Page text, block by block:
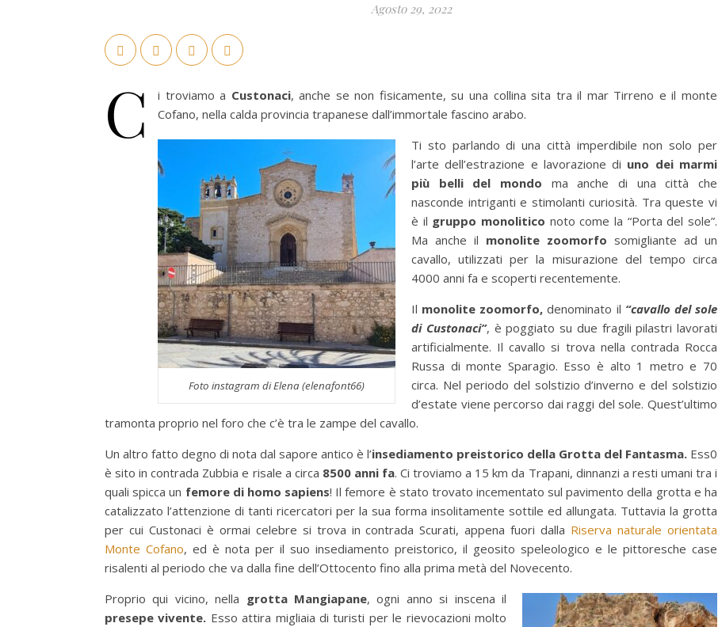
Agosto 29, 2022
C i troviamo a Custonaci, anche se non fisicamente, su una collina sita tra il mar Tirreno e il monte
Cofano, nella calda provincia trapanese dall’immortale fascino arabo.
Foto instagram di Elena (elenafont66)
Ti sto parlando di una città imperdibile non solo per
l’arte dell’estrazione e lavorazione di uno dei marmi
più belli del mondo ma anche di una città che
nasconde intriganti e stimolanti curiosità. Tra queste vi
è il gruppo monolitico noto come la “Porta del sole”.
Ma anche il monolite zoomorfo somigliante ad un
cavallo, utilizzati per la misurazione del tempo circa
4000 anni fa e scoperti recentemente.
Il monolite zoomorfo, denominato il “cavallo del sole
di Custonaci”, è poggiato su due fragili pilastri lavorati
artificialmente. Il cavallo si trova nella contrada Rocca
Russa di monte Sparagio. Esso è alto 1 metro e 70
circa. Nel periodo del solstizio d’inverno e del solstizio
d’estate viene percorso dai raggi del sole. Quest’ultimo
tramonta proprio nel foro che c’è tra le zampe del cavallo.
Un altro fatto degno di nota dal sapore antico è l’insediamento preistorico della Grotta del Fantasma. Ess0
è sito in contrada Zubbia e risale a circa 8500 anni fa. Ci troviamo a 15 km da Trapani, dinnanzi a resti umani tra i
quali spicca un femore di homo sapiens! Il femore è stato trovato incementato sul pavimento della grotta e ha
catalizzato l’attenzione di tanti ricercatori per la sua forma insolitamente sottile ed allungata. Tuttavia la grotta
per cui Custonaci è ormai celebre si trova in contrada Scurati, appena fuori dalla Riserva naturale orientata
Monte Cofano, ed è nota per il suo insediamento preistorico, il geosito speleologico e le pittoresche case
risalenti al periodo che va dalla fine dell’Ottocento fino alla prima metà del Novecento.
Proprio qui vicino, nella grotta Mangiapane, ogni anno si inscena il
presepe vivente. Esso attira migliaia di turisti per le rievocazioni molto